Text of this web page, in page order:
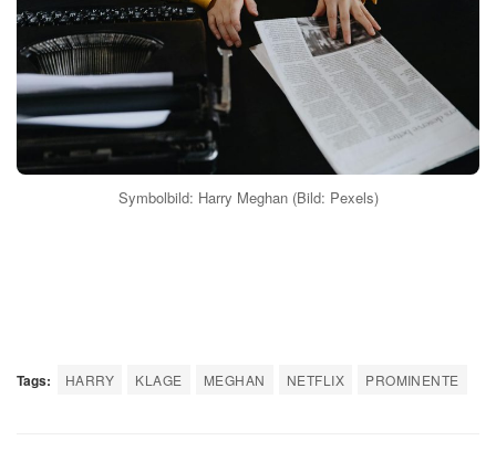
Symbolbild: Harry Meghan (Bild: Pexels)
Tags: HARRY KLAGE MEGHAN NETFLIX PROMINENTE